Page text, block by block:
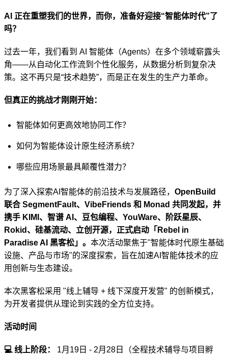
AI 正在重塑我们的世界，而你，准备好迎接“智能体时代”了
吗？
过去一年，我们看到 AI 智能体（Agents）在多个领域崭露头
角——从自动化工作流到个性化服务，从数据分析到复杂决
策。这不再只是“技术趋势”，而是正在发生的生产力革命。
但真正的挑战才刚刚开始：
智能体如何更高效地协同工作？
如何为智能体设计原生经济系统？
哪些应用场景最具颠覆性潜力？
为了深入探索AI智能体的前沿技术与发展路径， OpenBuild
联合 SegmentFault、VibeFriends 和 Monad 共同发起，并
携手 KIMI、智谱 AI、豆包编程、YouWare、阶跃星辰、
Rokid、硅基流动、立创开源，正式启动「Rebel in
Paradise AI 黑客松」。 本次活动聚焦于"智能体时代原生基础
设施、产品与市场"的深度探索，旨在加速AI智能体技术的应
用创新与生态建设。
本次黑客松采用 "线上辅导 + 线下深度开发营" 的创新模式，
为开发者提供从理论到实践的全方位支持。
活动时间
💻 线上阶段： 1月19日 - 2月28日（全程技术辅导与项目孵